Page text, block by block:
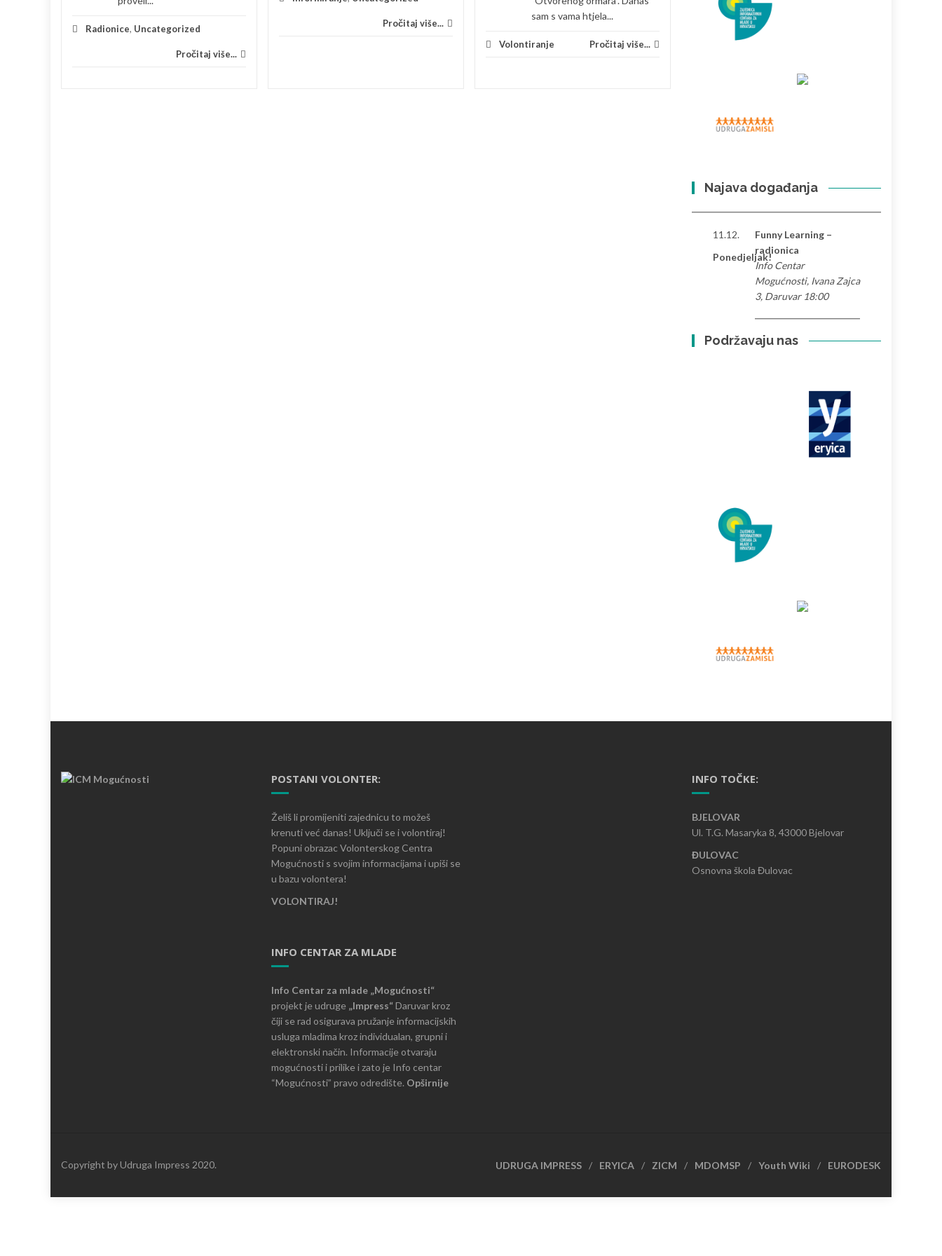
Radionice, Uncategorized
Pročitaj više...
Pročitaj više...
sam s vama htjela...
Volontiranje Pročitaj više...
Najava događanja
11.12.
Ponedjeljak!
Funny Learning –
radionica
Info Centar
Mogućnosti, Ivana Zajca
3, Daruvar 18:00
Podržavaju nas
POSTANI VOLONTER:
Želiš li promijeniti zajednicu to možeš
krenuti već danas! Uključi se i volontiraj!
Popuni obrazac Volonterskog Centra
Mogućnosti s svojim informacijama i upiši se
u bazu volontera!
VOLONTIRAJ!
INFO CENTAR ZA MLADE
Info Centar za mlade „Mogućnosti“
projekt je udruge „Impress“Daruvar kroz
čiji se rad osigurava pružanje informacijskih
usluga mladima kroz individualan, grupni i
elektronski način. Informacije otvaraju
mogućnosti i prilike i zato je Info centar
“Mogućnosti” pravo odredište. Opširnije
INFO TOČKE:
BJELOVAR
Ul. T.G. Masaryka 8, 43000 Bjelovar
ĐULOVAC
Osnovna škola Đulovac
UDRUGA IMPRESS ERYICA ZICM MDOMSP Youth Wiki EURODESK
Copyright by Udruga Impress 2020.